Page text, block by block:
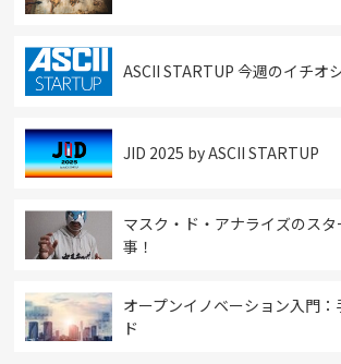
ASCII STARTUP 今週のイチオ
JID 2025 by ASCII STARTUP
マスク・ド・アナライズのスタ
事！
オープンイノベーション入門
ド